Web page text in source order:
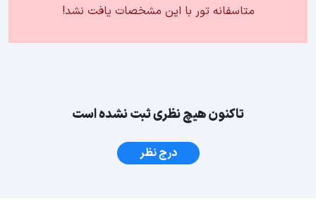
متاسفانه تور با این مشخصات یافت نشد!
تاکنون هیچ نظری ثبت نشده است
درج نظر